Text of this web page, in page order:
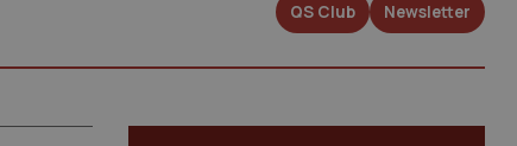
QS Club Newsletter